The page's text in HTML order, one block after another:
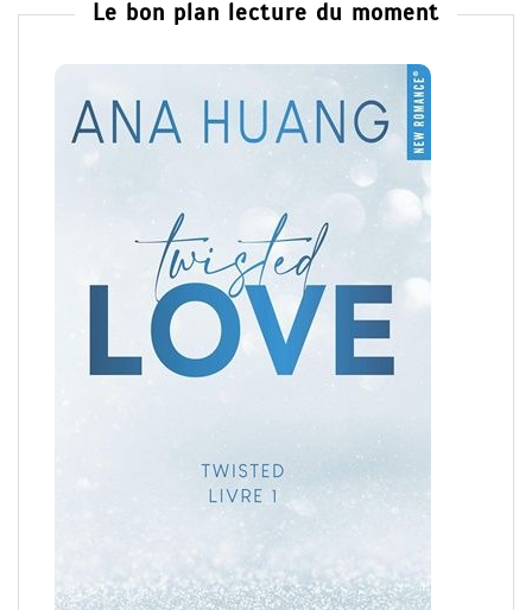
Le bon plan lecture du moment